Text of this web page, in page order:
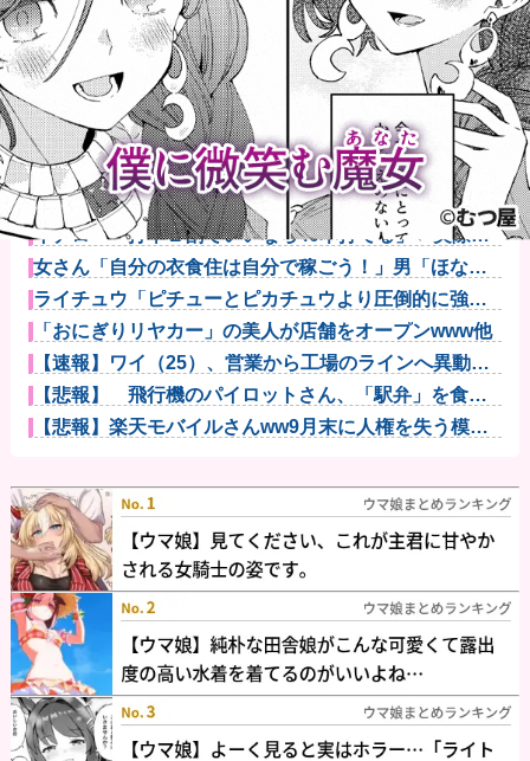
【画像】女さん、ミニ過ぎる浴衣を着た写真を投稿し
て叩かれるｗ...
【悲報】女性配信者「アスペの検査してみた…みんな
これわかるの...
【画像】閉店間際の回転ずし、ネタの量がバグってる
と話題にｗｗ...
【画像】ハンターハンターさん、ガチで最強の新能力
を登場させて...
【悲報】週刊誌、好き放題書きまくる 高市早苗首相は
新公用車の...
【悲報】英メディアのF1記者たちの多くが2026前半戦
を終え...
陸自の多用途ヘリUH-60後継は、三菱・シコルスキー
共同開発...
イチロー「打率２割でいいなら40本打てる」←実際打
てたんかな...
女さん「自分の衣食住は自分で稼ごう！」男「ほな妊
娠出産のとき...
ライチュウ「ピチューとピカチュウより圧倒的に強い
ですｗｗｗ」...
「おにぎりリヤカー」の美人が店舗をオープンwww他
【速報】ワイ（25）、営業から工場のラインへ異動し
た結果・・...
【悲報】 飛行機のパイロットさん、「駅弁」を食べ
ていることが...
【悲報】楽天モバイルさんww9月末に人権を失う模様